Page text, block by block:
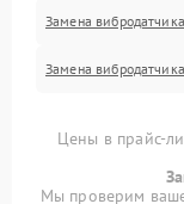
Замена
Замена
Цены в прайс-
Мы проверим